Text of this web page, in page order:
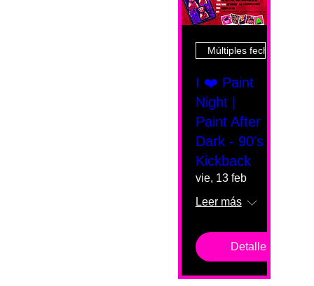
Múltiples fechas
I ❤️ Paint
Night |
Paint After
Dark - 90's
Kickback
vie, 13 feb
Leer más
Detalles